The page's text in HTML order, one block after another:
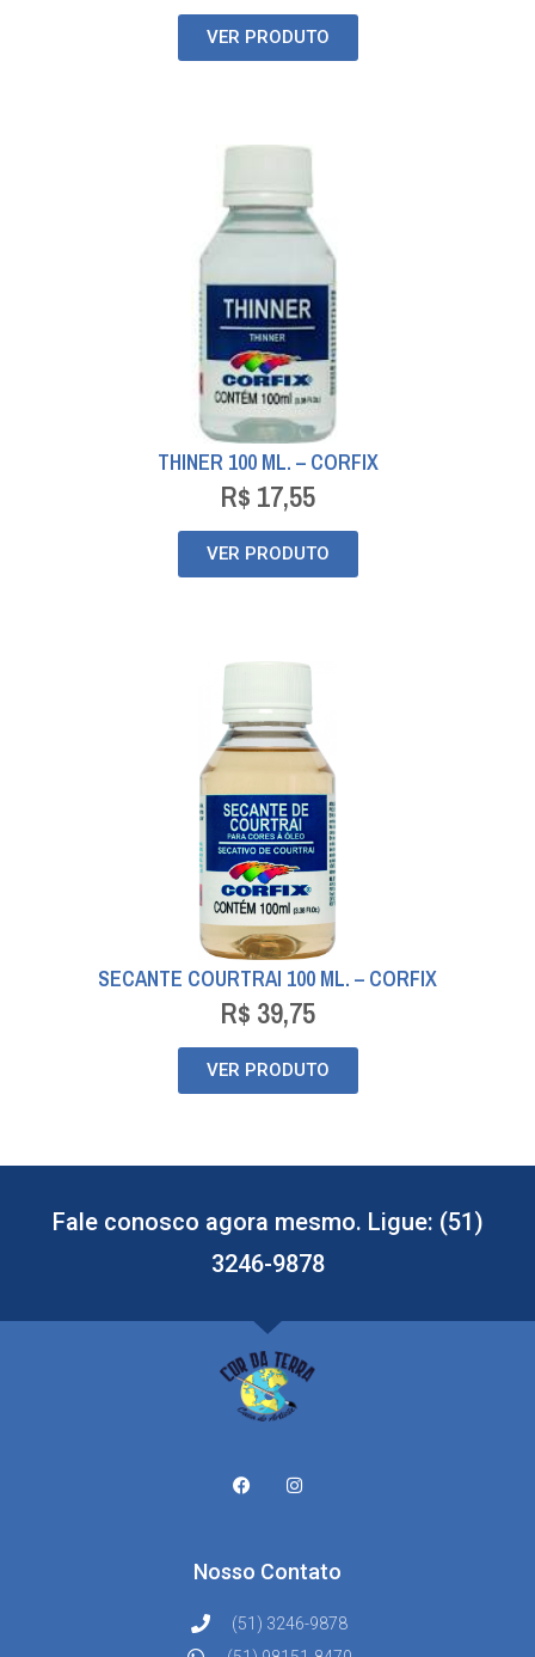
VER PRODUTO
THINER 100 ML. – CORFIX
R$ 17,55
VER PRODUTO
SECANTE COURTRAI 100 ML. – CORFIX
R$ 39,75
VER PRODUTO
Fale conosco agora mesmo. Ligue: (51)
3246-9878
Nosso Contato
(51) 3246-9878